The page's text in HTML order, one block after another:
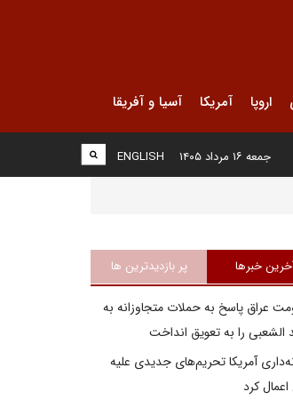
اروپا آمریکا آسیا و آفریقا
ENGLISH جمعه ۱۶ مرداد ۱۴۰۵
خبرها پر بازدیدترین ها
عراق پاسخ به حملات متجاوزانه به
را به تعویق انداخت
آمریکا تحریم‌های جدیدی علیه
اعمال کرد